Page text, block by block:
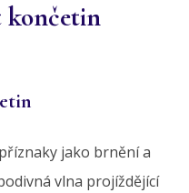
končetin
jako brnění a
vlna projíždějící